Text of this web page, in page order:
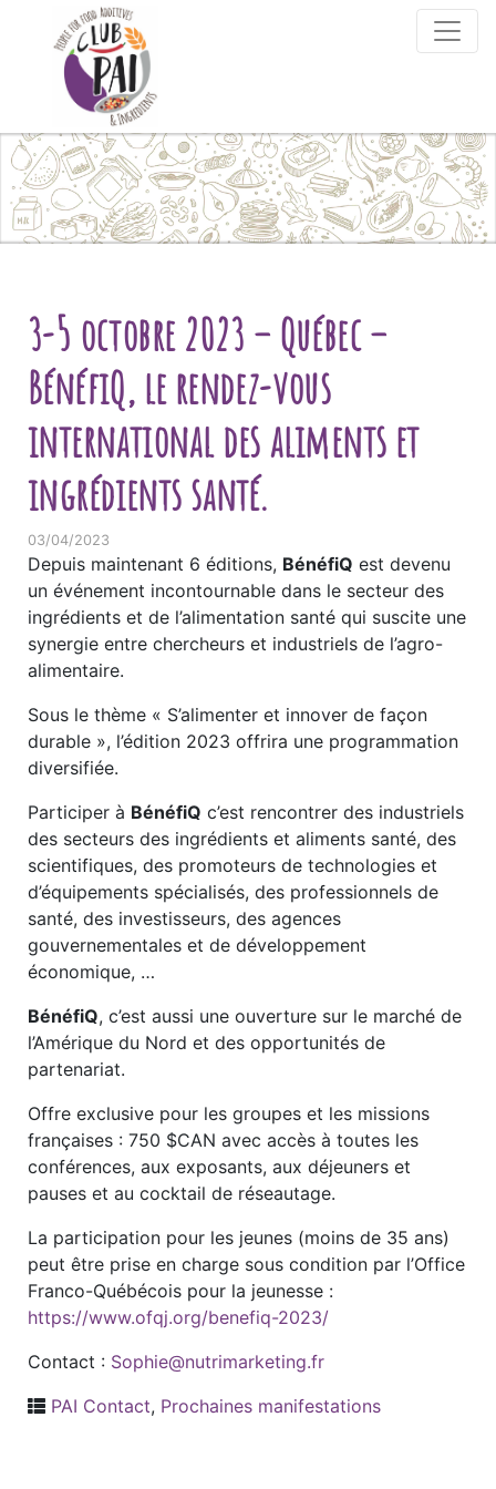
Skip to content
3-5 octobre 2023 – Québec –
BénéfiQ, le rendez-vous
international des aliments et
ingrédients santé.
03/04/2023
Depuis maintenant 6 éditions, BénéfiQ est devenu
un événement incontournable dans le secteur des
ingrédients et de l’alimentation santé qui suscite une
synergie entre chercheurs et industriels de l’agro-
alimentaire.
Sous le thème « S’alimenter et innover de façon
durable », l’édition 2023 offrira une programmation
diversifiée.
Participer à BénéfiQ c’est rencontrer des industriels
des secteurs des ingrédients et aliments santé, des
scientifiques, des promoteurs de technologies et
d’équipements spécialisés, des professionnels de
santé, des investisseurs, des agences
gouvernementales et de développement
économique, …
BénéfiQ, c’est aussi une ouverture sur le marché de
l’Amérique du Nord et des opportunités de
partenariat.
Offre exclusive pour les groupes et les missions
françaises : 750 $CAN avec accès à toutes les
conférences, aux exposants, aux déjeuners et
pauses et au cocktail de réseautage.
La participation pour les jeunes (moins de 35 ans)
peut être prise en charge sous condition par l’Office
Franco-Québécois pour la jeunesse :
https://www.ofqj.org/benefiq-2023/
Contact : Sophie@nutrimarketing.fr
PAI Contact, Prochaines manifestations